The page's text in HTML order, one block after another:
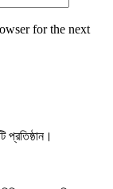
for the next
প্রতিষ্ঠান।